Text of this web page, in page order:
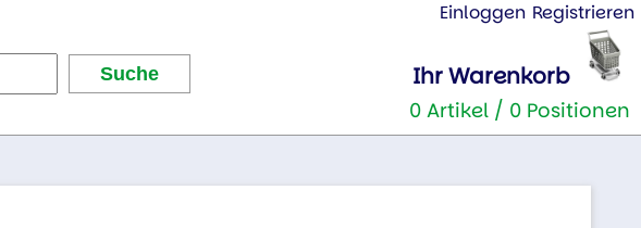
Einloggen Registrieren
Ihr Warenkorb
0 Artikel / 0 Positionen